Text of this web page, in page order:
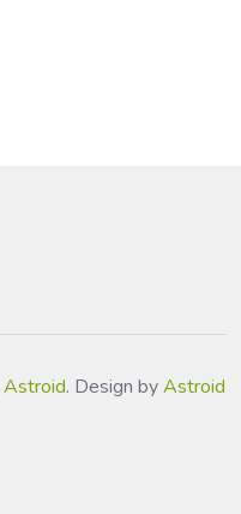
Astroid. Design byAstroid